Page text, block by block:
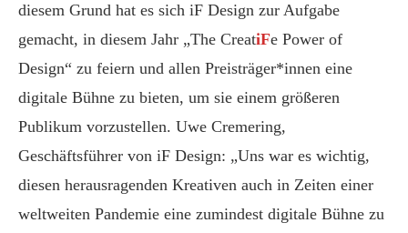
diesem Grund hat es sich iF Design zur Aufgabe
gemacht, in diesem Jahr „The CreatiFe Power of
Design“ zu feiern und allen Preisträger*innen eine
digitale Bühne zu bieten, um sie einem größeren
Publikum vorzustellen. Uwe Cremering,
Geschäftsführer von iF Design: „Uns war es wichtig,
diesen herausragenden Kreativen auch in Zeiten einer
weltweiten Pandemie eine zumindest digitale Bühne zu